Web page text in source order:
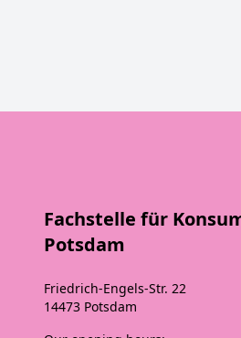
Fachstelle für
Potsdam
Friedrich-Engels-Str. 22
14473 Potsdam